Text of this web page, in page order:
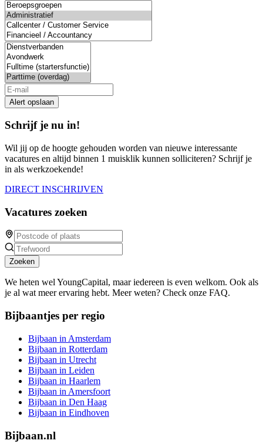
Alert opslaan
Schrijf je nu in!
Wil jij op de hoogte gehouden worden van nieuwe interessante
vacatures en altijd binnen 1 muisklik kunnen solliciteren? Schrijf je
in als werkzoekende!
DIRECT INSCHRIJVEN
Vacatures zoeken
Zoeken
We heten wel YoungCapital, maar iedereen is even welkom. Ook als
je al wat meer ervaring hebt. Meer weten? Check onze FAQ.
Bijbaantjes per regio
Bijbaan in Amsterdam
Bijbaan in Rotterdam
Bijbaan in Utrecht
Bijbaan in Leiden
Bijbaan in Haarlem
Bijbaan in Amersfoort
Bijbaan in Den Haag
Bijbaan in Eindhoven
Bijbaan.nl